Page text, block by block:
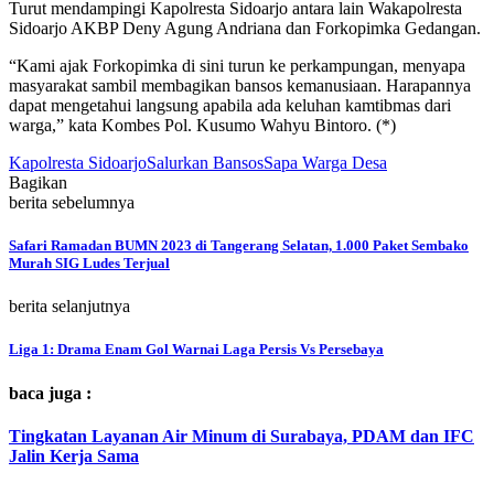
Turut mendampingi Kapolresta Sidoarjo antara lain Wakapolresta
Sidoarjo AKBP Deny Agung Andriana dan Forkopimka Gedangan.
“Kami ajak Forkopimka di sini turun ke perkampungan, menyapa
masyarakat sambil membagikan bansos kemanusiaan. Harapannya
dapat mengetahui langsung apabila ada keluhan kamtibmas dari
warga,” kata Kombes Pol. Kusumo Wahyu Bintoro. (*)
Kapolresta SidoarjoSalurkan BansosSapa Warga Desa
Bagikan
berita sebelumnya
Safari Ramadan BUMN 2023 di Tangerang Selatan, 1.000 Paket Sembako
Murah SIG Ludes Terjual
berita selanjutnya
Liga 1: Drama Enam Gol Warnai Laga Persis Vs Persebaya
baca juga :
Tingkatan Layanan Air Minum di Surabaya, PDAM dan IFC
Jalin Kerja Sama